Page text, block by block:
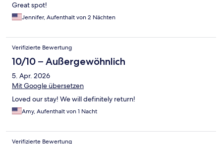
Great spot!
Jennifer, Aufenthalt von 2 Nächten
Verifizierte Bewertung
10/10 – Außergewöhnlich
5. Apr. 2026
Mit Google übersetzen
Loved our stay! We will definitely return!
Amy, Aufenthalt von 1 Nacht
Verifizierte Bewertung